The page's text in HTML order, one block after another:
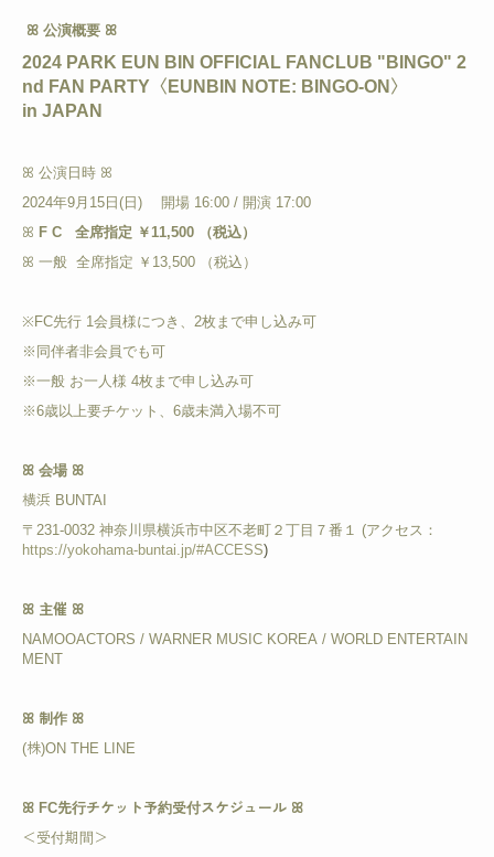
ꕤ 公演概要 ꕤ
2024 PARK EUN BIN OFFICIAL FANCLUB "BINGO" 2
nd FAN PARTY 〈EUNBIN NOTE: BINGO-ON〉
in JAPAN
ꕤ 公演日時 ꕤ
2024年9月15日(日) 開場 16:00 / 開演 17:00
ꕤ F C 全席指定 ￥11,500 （税込）
ꕤ 一般 全席指定 ￥13,500 （税込）
※FC先行 1会員様につき、2枚まで申し込み可
※同伴者非会員でも可
※一般 お一人様 4枚まで申し込み可
※6歳以上要チケット、6歳未満入場不可
ꕤ 会場 ꕤ
横浜 BUNTAI
〒231-0032 神奈川県横浜市中区不老町２丁目７番１ (アクセス：
https://yokohama-buntai.jp/#ACCESS)
ꕤ 主催 ꕤ
NAMOOACTORS / WARNER MUSIC KOREA / WORLD ENTERTAIN
MENT
ꕤ 制作 ꕤ
(株)ON THE LINE
ꕤ FC先行チケット予約受付スケジュール ꕤ
＜受付期間＞